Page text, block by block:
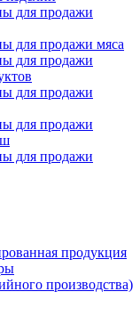
для продажи
для продажи мяса
для продажи
для продажи
для продажи
для продажи
продукция
производства)